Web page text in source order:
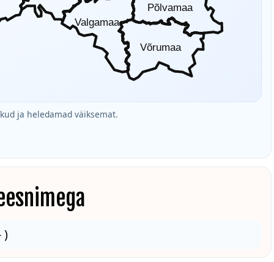
Põlvamaa
Võrumaa
Valgamaa
ja heledamad väiksemat.
)